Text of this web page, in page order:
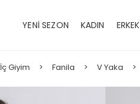
YENİ SEZON KADIN ERKEK
İç Giyim Fanila V Yaka